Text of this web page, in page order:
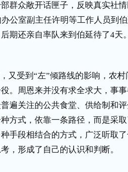
群众敞开话匣子，反映真实社
公室副主任许明等工作人员到
期还亲自率队来到伯延待了4天。
又受到“左”倾路线的影响，农村
。周恩来并没有求全求大，事
遍关注的公共食堂、供给制和
方式，依靠一条路径，而是采取
手段相结合的方式，广泛听取
，形成了自己的认识和判断。